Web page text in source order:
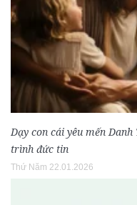
Dạy con cái yêu mến
trình đức tin
Thứ Năm 22.01.2026